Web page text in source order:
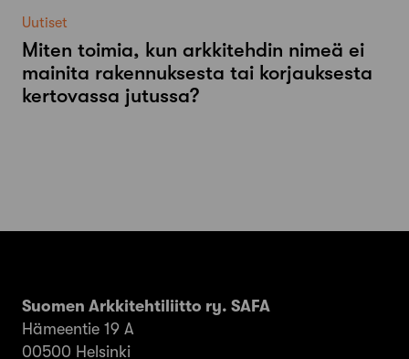
Uutiset
Miten toimia, kun arkkitehdin nimeä ei
mainita rakennuksesta tai korjauksesta
kertovassa jutussa?
Suomen Arkkitehtiliitto ry. SAFA
Hämeentie 19 A
00500 Helsinki